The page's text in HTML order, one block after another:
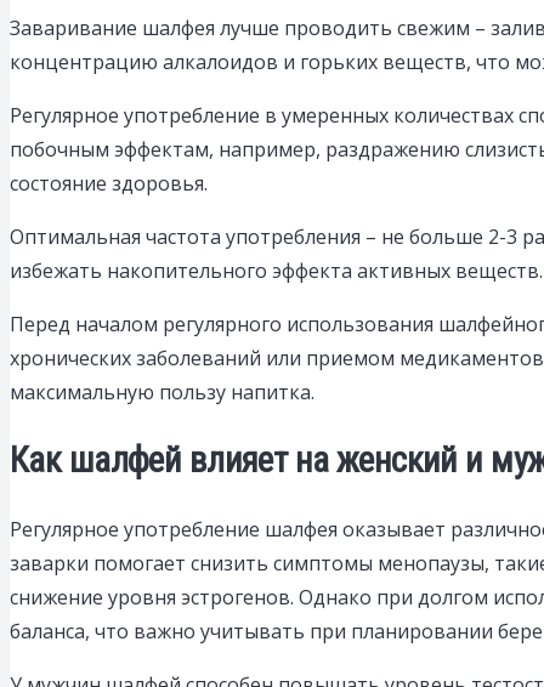
Заваривание шалфея лучше проводить свежим –
концентрацию алкалоидов и горьких веществ, что
Регулярное употребление в умеренных количествах
побочным эффектам, например, раздражению
состояние здоровья.
Оптимальная частота употребления – не больше 2-3
избежать накопительного эффекта активных веществ.
Перед началом регулярного использования
хронических заболеваний или приемом
максимальную пользу напитка.
Как шалфей влияет на женский и
Регулярное употребление шалфея оказывает
заварки помогает снизить симптомы менопаузы,
снижение уровня эстрогенов. Однако при долгом
баланса, что важно учитывать при планировании